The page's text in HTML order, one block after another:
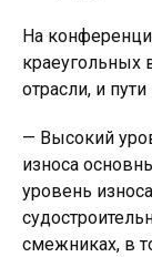
На
отрасли, и
— Высокий
износа
уровень
смежниках, в